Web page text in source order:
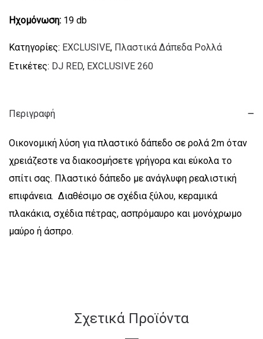
Ηχομόνωση: 19 db
Κατηγορίες: EXCLUSIVE, Πλαστικά Δάπεδα Ρολλά
Ετικέτες: DJ RED, EXCLUSIVE 260
Περιγραφή
Οικονομική λύση για πλαστικό δάπεδο σε ρολά 2m όταν
χρειάζεστε να διακοσμήσετε γρήγορα και εύκολα το
σπίτι σας. Πλαστικό δάπεδο με ανάγλυφη ρεαλιστική
επιφάνεια. Διαθέσιμο σε σχέδια ξύλου, κεραμικά
πλακάκια, σχέδια πέτρας, ασπρόμαυρο και μονόχρωμο
μαύρο ή άσπρο.
Σχετικά Προϊόντα